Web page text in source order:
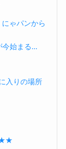
ゃパンから
始まる...
入りの場所